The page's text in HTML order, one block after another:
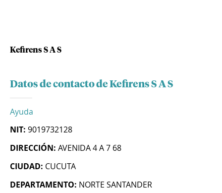
Kefirens S A S
Datos de contacto de Kefirens S A S
Ayuda
NIT: 9019732128
DIRECCIÓN: AVENIDA 4 A 7 68
CIUDAD: CUCUTA
DEPARTAMENTO: NORTE SANTANDER